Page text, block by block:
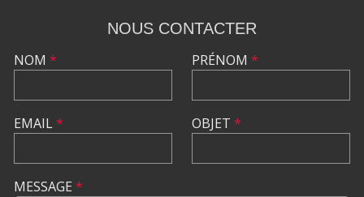
NOUS CONTACTER
NOM *
EMAIL*
PRÉNOM *
OBJET *
MESSAGE *